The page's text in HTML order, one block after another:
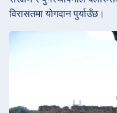
विरासतमा योगदान पुर्याउँछ।